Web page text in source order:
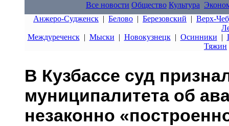
Все новости Общество Культура
Анжеро-Судженск | Белово | Березовский | Верх-
Междуреченск| Мыски | Новокузнецк| Осинники |
Тяжин
В Кузбассе суд
муниципалитета об
незаконно